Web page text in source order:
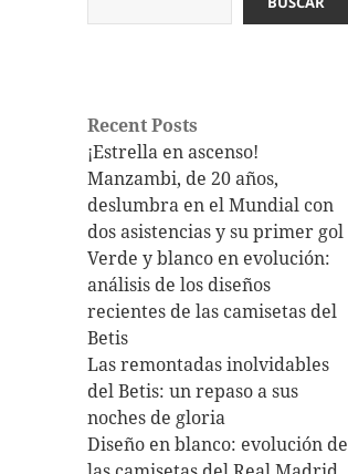
Recent Posts
¡Estrella en ascenso!
Manzambi, de 20 años,
deslumbra en el Mundial con
dos asistencias y su primer gol
Verde y blanco en evolución:
análisis de los diseños
recientes de las camisetas del
Betis
Las remontadas inolvidables
del Betis: un repaso a sus
noches de gloria
Diseño en blanco: evolución de